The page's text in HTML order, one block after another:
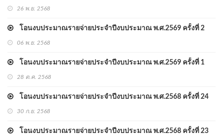
26 พ.ย. 2568
โอนงบประมาณรายจ่ายประจำปีงบประมาณ พ.ศ.2569 ครั้งที่ 2
06 พ.ย. 2568
โอนงบประมาณรายจ่ายประจำปีงบประมาณ พ.ศ.2569 ครั้งที่ 1
28 ต.ค. 2568
โอนงบประมาณรายจ่ายประจำปีงบประมาณ พ.ศ.2568 ครั้งที่ 24
30 ก.ย. 2568
โอนงบประมาณรายจ่ายประจำปีงบประมาณ พ.ศ.2568 ครั้งที่ 23